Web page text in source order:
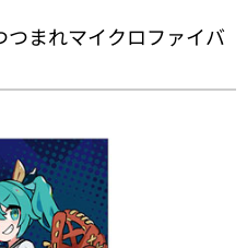
つまれマイクロファイバ